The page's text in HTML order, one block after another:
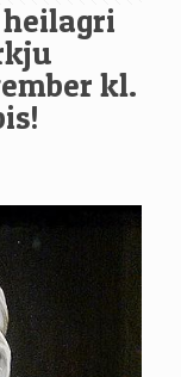
kl.